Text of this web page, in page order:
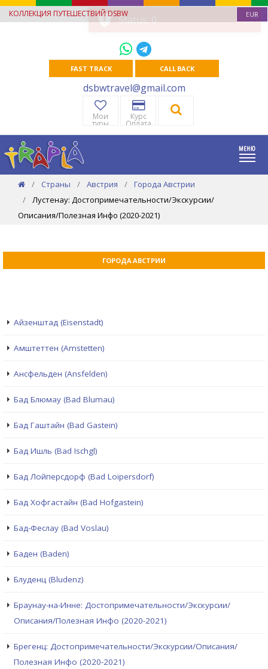
КОЛЛЕКЦИЯ ПУТЕШЕСТВИЙ DSBW EUR
FAST TRACK CALL BACK
dsbwtravel@gmail.com
Мои
туры
Курс
Оплата
Страны Австрия
Города Австрии
Лустенау: Достопримечательности/Экскурсии/
Описания/Полезная Инфо (2020-2021)
ГОРОДА АВСТРИИ
Айзенштад (Eisenstadt)
Амштеттен (Amstetten)
Ансфельден (Ansfelden)
Бад Блюмау (Bad Blumau)
Бад Гаштайн (Bad Gastein)
Бад Ишль (Bad Ischgl)
Бад Лойперсдорф (Bad Loipersdorf)
Бад Хофгастайн (Bad Hofgastein)
Бад-Феслау (Bad Voslau)
Баден (Baden)
Блуденц (Bludenz)
Браунау-на-Инне: Достопримечательности/Экскурсии/
Описания/Полезная Инфо (2020-2021)
Брегенц: Достопримечательности/Экскурсии/Описания/
Полезная Инфо (2020-2021)